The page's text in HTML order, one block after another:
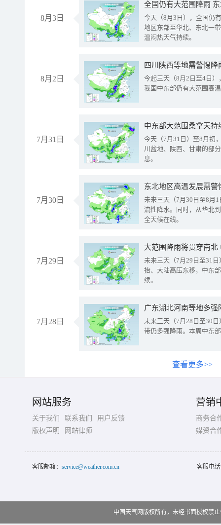
8月3日
全国仍有大范围降雨
今天（8月3日），全国仍
地区东部至华北、东北一
温闷热天气持续。
8月2日
今起三天（8月2日至4日
我国中东部仍有大范围高
7月31日
中东部大范围桑拿天
今天（7月31日）至8月初
川盆地、陕西、甘肃的部
息。
7月30日
东北地区高温发展需
未来三天（7月30日至8月
流性降水。同时，从华北
全天候在线。
7月29日
大范围降雨将贯穿南
未来三天（7月29日至31
抬、大陆高压东移，中东
续。
7月28日
广东湖北河南等地多
未来三天（7月28日至30
带仍多强降雨。本周中东
查看更多>>
网站服务
关于我们 联系我们
用户反馈
版权声明
网站律师
营销
商务合
媒资合
客服邮箱： service@weather.com.cn 客服电
中国天气网版权所有，未经书面授权